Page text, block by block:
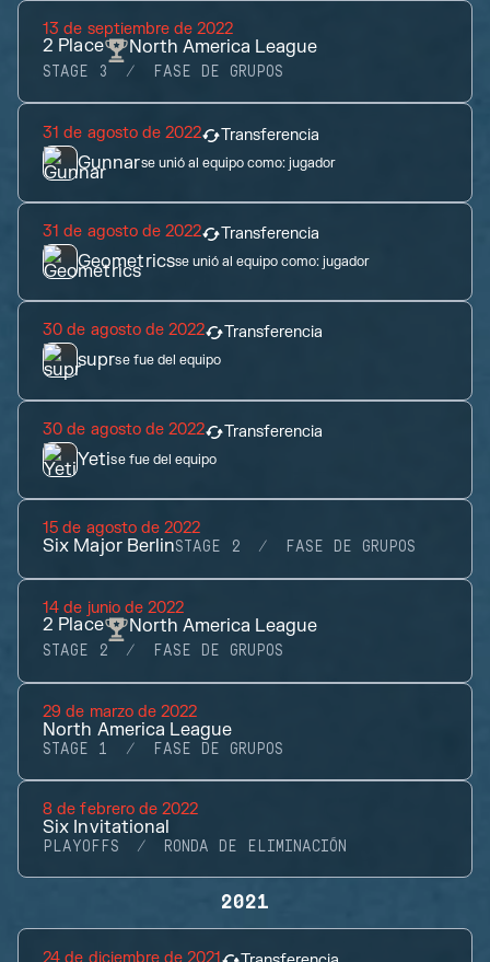
13 de septiembre de 2022
2 Place North America League
STAGE 3 FASE DE GRUPOS
31 de agosto de 2022 Transferencia
Gunnarse unió al equipo como:jugador
31 de agosto de 2022 Transferencia
Geometricsse unió al equipo como:jugador
30 de agosto de 2022 Transferencia
suprse fue del equipo
30 de agosto de 2022 Transferencia
Yetise fue del equipo
15 de agosto de 2022
Six Major BerlinSTAGE 2 FASE DE GRUPOS
14 de junio de 2022
2 Place North America League
STAGE 2 FASE DE GRUPOS
29 de marzo de 2022
North America League
STAGE 1 FASE DE GRUPOS
8 de febrero de 2022
Six Invitational
PLAYOFFS RONDA DE ELIMINACIÓN
2021
24 de diciembre de 2021